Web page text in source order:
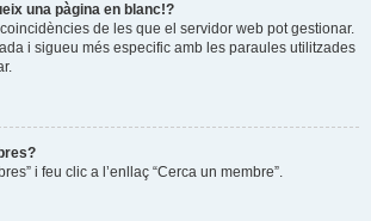
una pàgina en blanc!?
de les que el servidor web pot gestionar.
i sigueu més especific amb les paraules utilitzades
i feu clic a l’enllaç “Cerca un membre”.